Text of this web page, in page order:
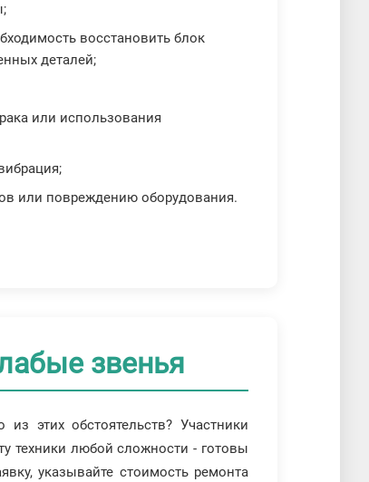
восстановить блок
деталей;
или использования
или повреждению оборудования.
звенья
этих обстоятельств? Участники
техники любой сложности - готовы
указывайте стоимость ремонта